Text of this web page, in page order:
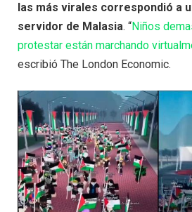
las más virales correspondió a
servidor de Malasia. “Niños
protestar están marchando
escribió The London Economic.